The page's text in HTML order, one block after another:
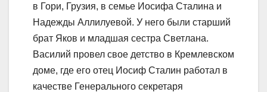
в Гори, Грузия, в семье Иосифа Сталина и
Надежды Аллилуевой. У него были старший
брат Яков и младшая сестра Светлана.
Василий провел свое детство в Кремлевском
доме, где его отец Иосиф Сталин работал в
качестве Генерального секретаря